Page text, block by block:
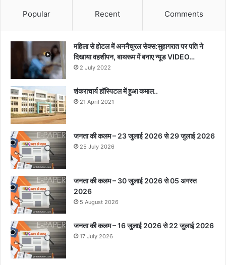
Popular Recent Comments
महिला से होटल में अननैचुरल सेक्स:सुहागरात पर पति ने
दिखाया वहशीपन, बाथरूम में बनाए न्यूड VIDEO…
2 July 2022
शंकराचार्य हॉस्पिटल में हुआ कमाल..
21 April 2021
जनता की कलम – 23 जुलाई 2026 से 29 जुलाई 2026
25 July 2026
जनता की कलम – 30 जुलाई 2026 से 05 अगस्त
2026
5 August 2026
जनता की कलम – 16 जुलाई 2026 से 22 जुलाई 2026
17 July 2026